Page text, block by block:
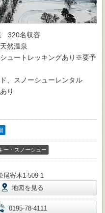
320名収容
然温泉
ュートレッキングあり※要予
、スノーシューレンタル
り
ー・スノーシュー
尾寄木1-509-1
地図を見る
0195-78-4111